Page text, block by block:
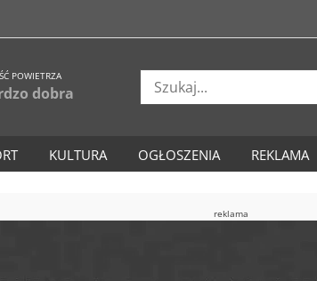
POWIETRZA
dobra
KULTURA OGŁOSZENIA REKLAMA
reklama